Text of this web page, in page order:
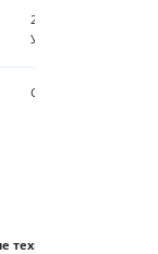
2 м³/ч -
УФ-
Система
технологические